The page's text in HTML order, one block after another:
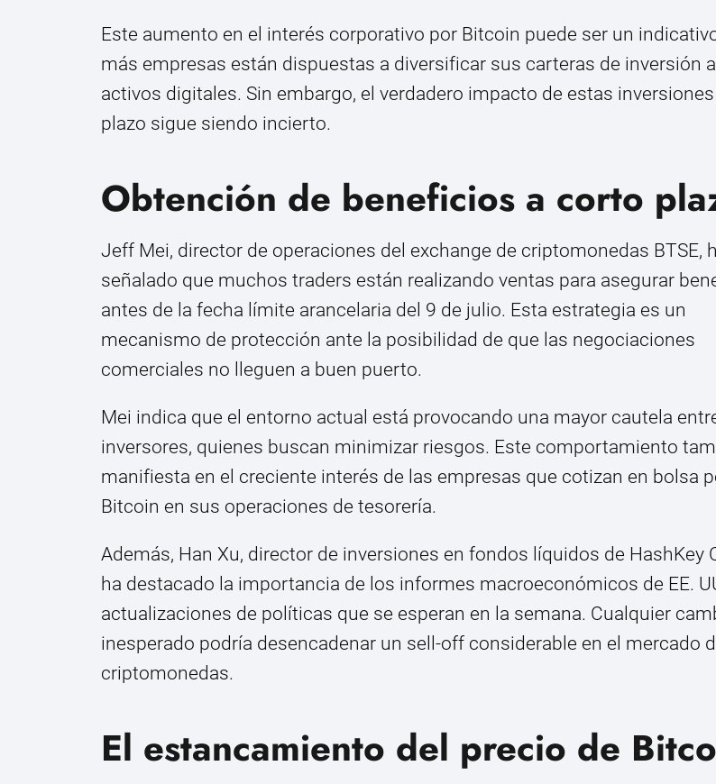
Este aumento en el interés corporativo por Bitcoin puede ser un
más empresas están dispuestas a diversificar sus carteras de inversión
activos digitales. Sin embargo, el verdadero impacto de estas
plazo sigue siendo incierto.
Obtención de beneficios a corto
Jeff Mei, director de operaciones del exchange de criptomonedas BTSE,
señalado que muchos traders están realizando ventas para asegurar
antes de la fecha límite arancelaria del 9 de julio. Esta estrategia es un
mecanismo de protección ante la posibilidad de que las negociaciones
comerciales no lleguen a buen puerto.
Mei indica que el entorno actual está provocando una mayor cautela
inversores, quienes buscan minimizar riesgos. Este comportamiento
manifiesta en el creciente interés de las empresas que cotizan en bolsa
Bitcoin en sus operaciones de tesorería.
Además, Han Xu, director de inversiones en fondos líquidos de HashKey
ha destacado la importancia de los informes macroeconómicos de EE.
actualizaciones de políticas que se esperan en la semana. Cualquier
inesperado podría desencadenar un sell-off considerable en el mercado
criptomonedas.
El estancamiento del precio de